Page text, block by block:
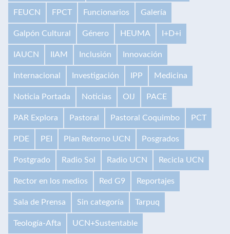
FEUCN FPCT Funcionarios Galería
Galpón Cultural Género HEUMA I+D+i
IAUCN IIAM Inclusión Innovación
Internacional Investigación IPP Medicina
Noticia Portada Noticias OIJ PACE
PAR Explora Pastoral Pastoral Coquimbo PCT
PDE PEI Plan Retorno UCN Posgrados
Postgrado Radio Sol Radio UCN Recicla UCN
Rector en los medios Red G9 Reportajes
Sala de Prensa Sin categoría Tarpuq
Teología-Afta UCN+Sustentable